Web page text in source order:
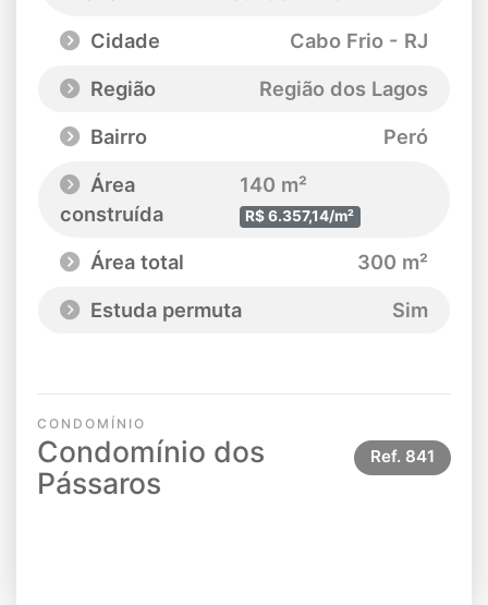
Cidade
Cabo Frio - RJ
Região
Região dos Lagos
Bairro
Peró
Área
construída
140 m²
R$ 6.357,14/m²
Área total
300 m²
Estuda permuta
Sim
CONDOMÍNIO
Condomínio dos
Pássaros
Ref. 841